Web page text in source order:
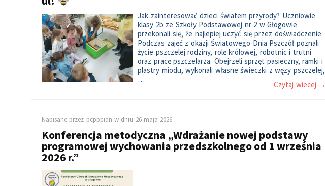
Jak zainteresować dzieci światem przyrody? Uczniowie
klasy 2b ze Szkoły Podstawowej nr 2 w Głogowie
przekonali się, że najlepiej uczyć się przez doświadczenie.
Podczas zajęć z okazji Światowego Dnia Pszczół poznali
życie pszczelej rodziny, rolę królowej, robotnic i trutni
oraz pracę pszczelarza. Obejrzeli sprzęt pasieczny, ramki i
plastry miodu, wykonali własne świeczki z węzy pszczelej,
…
Czytaj wiecej →
Napisane przez pcpppidn w dniu 26 maja 2026
Konferencja metodyczna „Wdrażanie nowej podstawy
programowej wychowania przedszkolnego od 1 września
2026 r.”